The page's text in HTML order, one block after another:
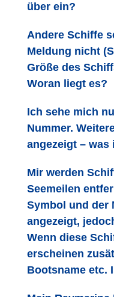
über ein?
Andere Schiffe
Meldung nicht
Größe des
Woran liegt es?
Ich sehe mich
Nummer.
angezeigt – was
Mir werden
Seemeilen
Symbol und der
angezeigt,
Wenn diese
erscheinen
Bootsname etc.